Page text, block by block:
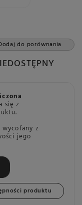
do porównania
się z
wycofany z
jego
produktu